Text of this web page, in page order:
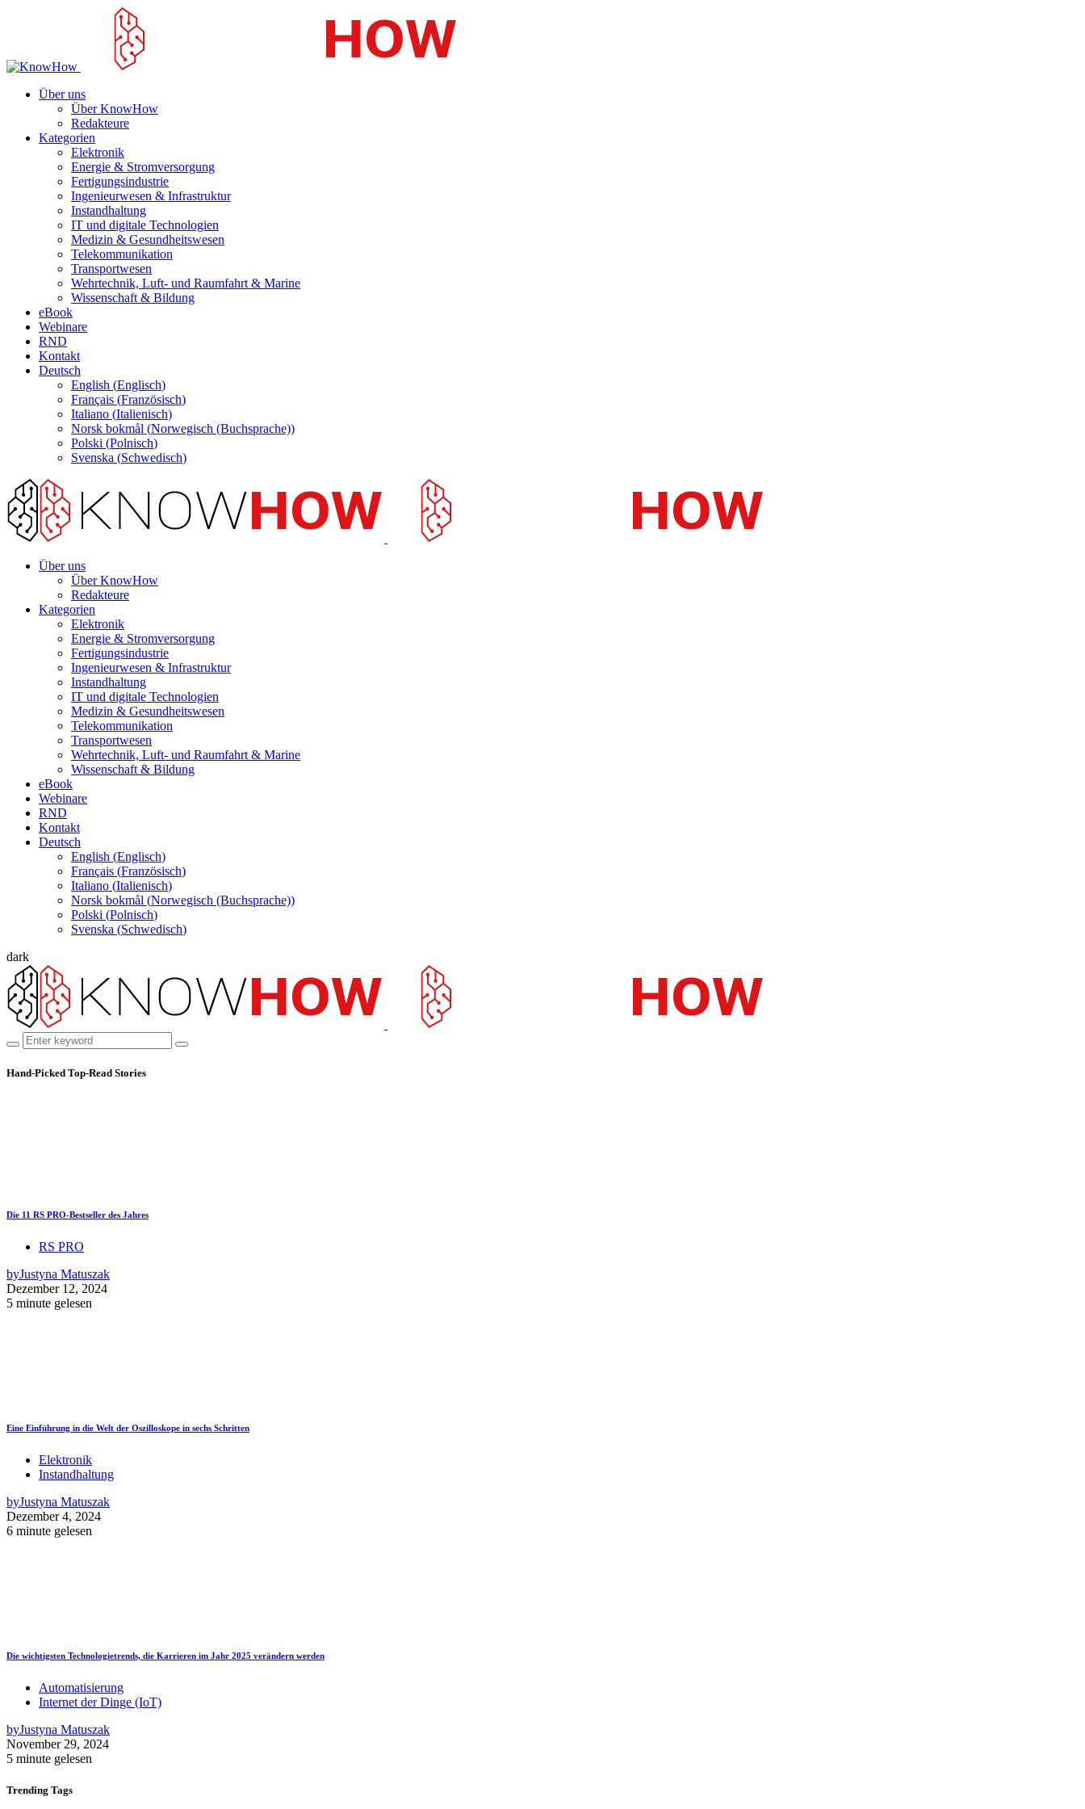
Über uns
Über KnowHow
Redakteure
Kategorien
Elektronik
Energie & Stromversorgung
Fertigungsindustrie
Ingenieurwesen & Infrastruktur
Instandhaltung
IT und digitale Technologien
Medizin & Gesundheitswesen
Telekommunikation
Transportwesen
Wehrtechnik, Luft- und Raumfahrt & Marine
Wissenschaft & Bildung
eBook
Webinare
RND
Kontakt
Deutsch
English (Englisch)
Français (Französisch)
Italiano (Italienisch)
Norsk bokmål (Norwegisch (Buchsprache))
Polski (Polnisch)
Svenska (Schwedisch)
Über uns
Über KnowHow
Redakteure
Kategorien
Elektronik
Energie & Stromversorgung
Fertigungsindustrie
Ingenieurwesen & Infrastruktur
Instandhaltung
IT und digitale Technologien
Medizin & Gesundheitswesen
Telekommunikation
Transportwesen
Wehrtechnik, Luft- und Raumfahrt & Marine
Wissenschaft & Bildung
eBook
Webinare
RND
Kontakt
Deutsch
English (Englisch)
Français (Französisch)
Italiano (Italienisch)
Norsk bokmål (Norwegisch (Buchsprache))
Polski (Polnisch)
Svenska (Schwedisch)
dark
Hand-Picked Top-Read Stories
Die 11 RS PRO-Bestseller des Jahres
RS PRO
byJustyna Matuszak
Dezember 12, 2024
5 minute gelesen
Eine Einführung in die Welt der Oszilloskope in sechs Schritten
Elektronik
Instandhaltung
byJustyna Matuszak
Dezember 4, 2024
6 minute gelesen
Die wichtigsten Technologietrends, die Karrieren im Jahr 2025 verändern werden
Automatisierung
Internet der Dinge (IoT)
byJustyna Matuszak
November 29, 2024
5 minute gelesen
Trending Tags